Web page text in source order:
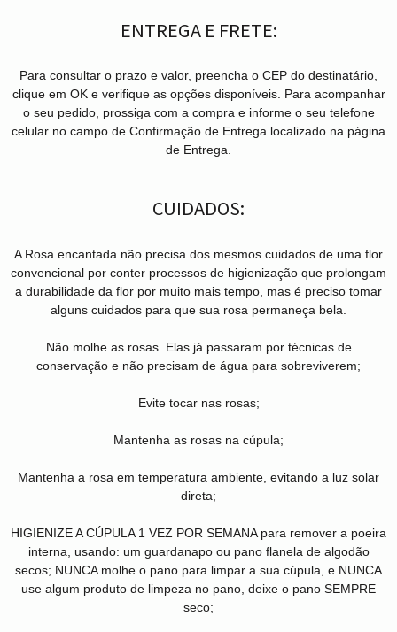
ENTREGA E FRETE:
Para consultar o prazo e valor, preencha o CEP do destinatário,
clique em OK e verifique as opções disponíveis. Para acompanhar
o seu pedido, prossiga com a compra e informe o seu telefone
celular no campo de Confirmação de Entrega localizado na página
de Entrega.
CUIDADOS:
A Rosa encantada não precisa dos mesmos cuidados de uma flor
convencional por conter processos de higienização que prolongam
a durabilidade da flor por muito mais tempo, mas é preciso tomar
alguns cuidados para que sua rosa permaneça bela.
Não molhe as rosas. Elas já passaram por técnicas de
conservação e não precisam de água para sobreviverem;
Evite tocar nas rosas;
Mantenha as rosas na cúpula;
Mantenha a rosa em temperatura ambiente, evitando a luz solar
direta;
HIGIENIZE A CÚPULA 1 VEZ POR SEMANA para remover a poeira
interna, usando: um guardanapo ou pano flanela de algodão
secos; NUNCA molhe o pano para limpar a sua cúpula, e NUNCA
use algum produto de limpeza no pano, deixe o pano SEMPRE
seco;